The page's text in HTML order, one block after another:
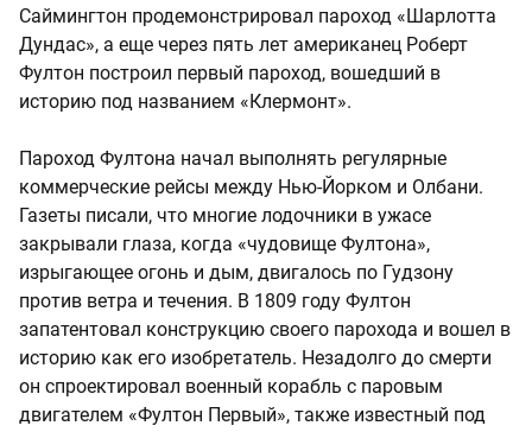
Саймингтон продемонстрировал пароход «Шарлотта
Дундас», а еще через пять лет американец Роберт
Фултон построил первый пароход, вошедший в
историю под названием «Клермонт».
Пароход Фултона начал выполнять регулярные
коммерческие рейсы между Нью-Йорком и Олбани.
Газеты писали, что многие лодочники в ужасе
закрывали глаза, когда «чудовище Фултона»,
изрыгающее огонь и дым, двигалось по Гудзону
против ветра и течения. В 1809 году Фултон
запатентовал конструкцию своего парохода и вошел в
историю как его изобретатель. Незадолго до смерти
он спроектировал военный корабль с паровым
двигателем «Фултон Первый», также известный под